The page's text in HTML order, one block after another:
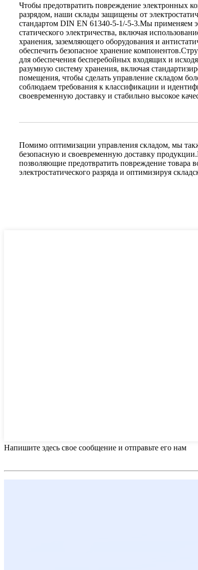
Чтобы предотвратить повреждение электронных
разрядом, наши склады защищены от
стандартом DIN EN 61340-5-1/-5-3.Мы применяем
статического электричества, включая
хранения, заземляющего оборудования и
обеспечить безопасное хранение
для обеспечения бесперебойных входящих и
разумную систему хранения, включая
помещения, чтобы сделать управление складом
соблюдаем требования к классификации и
своевременную доставку и стабильно высокое
Помимо оптимизации управления складом, мы
безопасную и своевременную доставку
позволяющие предотвратить повреждение товара
электростатического разряда и оптимизируя
Напишите здесь свое сообщение и отправьте его нам